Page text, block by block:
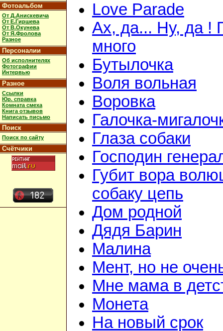
Фотоальбом
От Д.Анискевича
От Е.Гиршева
От В.Окунева
От Я.Фролова
Разное
Персоналии
Об исполнителях
Фотографии
Интервью
Разное
Ссылки
Юр. справка
Комната смеха
Книга отзывов
Написать письмо
Поиск
Поиск по сайту
Счётчики
Love Parade
Ах, да... Ну, да !
много
Бутылочка
Воля вольная
Воровка
Галочка-
Глаза собаки
Господин
Губит вора
собаку цепь
Дом родной
Дядя Барин
Малина
Мент, но не
Мне мама в
Монета
На новый срок